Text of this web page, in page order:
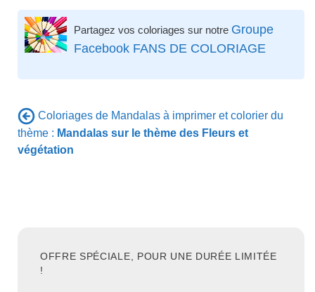
Partagez vos coloriages sur notre Groupe
Facebook FANS DE COLORIAGE
Coloriages de Mandalas à imprimer et colorier du
thème : Mandalas sur le thème des Fleurs et
végétation
OFFRE SPÉCIALE, POUR UNE DURÉE LIMITÉE
!